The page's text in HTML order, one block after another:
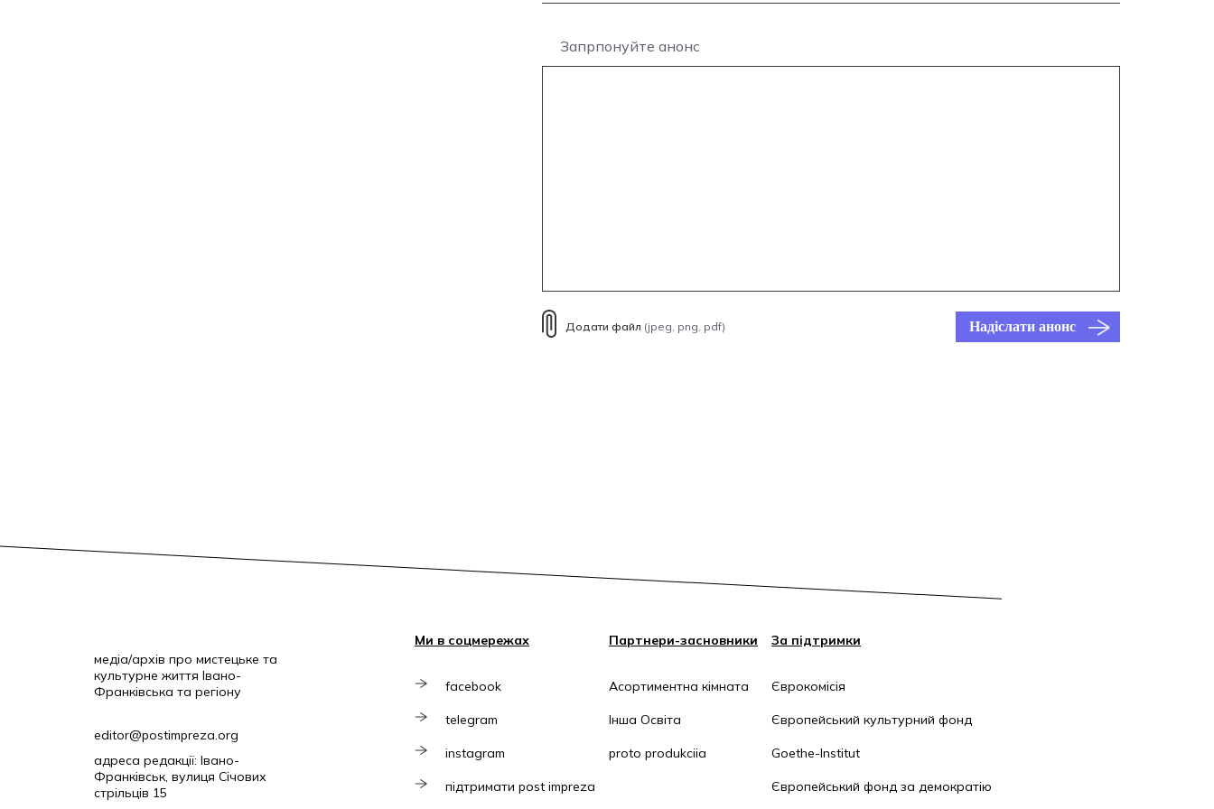
Запрпонуйте анонс
Додати файл (jpeg, png, pdf) Надіслати анонс
медіа/архів про мистецьке та
культурне життя Івано-
Франківська та регіону
editor@postimpreza.org
адреса редакції: Івано-
Франківськ, вулиця Січових
стрільців 15
Ми в соцмережах
facebook
telegram
instagram
підтримати post impreza
Партнери-засновники
Асортиментна кімната
Інша Освіта
proto produkciia
За підтримки
Єврокомісія
Європейський культурний фонд
Goethe-Institut
Європейський фонд за демократію